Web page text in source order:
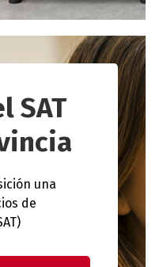
SAT
una
de